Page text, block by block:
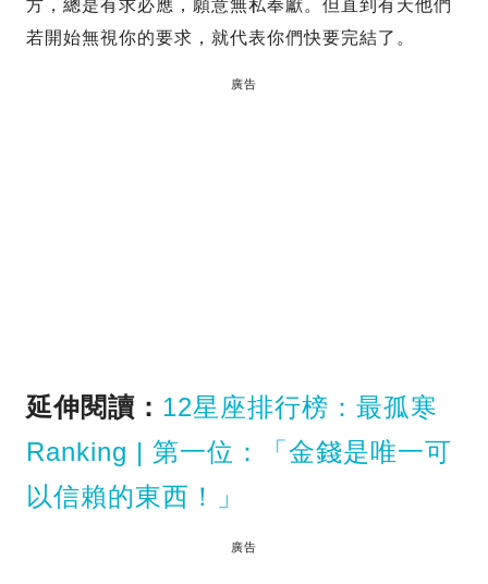
方，總是有求必應，願意無私奉獻。但直到有天他們
若開始無視你的要求，就代表你們快要完結了。
廣告
延伸閱讀： 12星座排行榜：最孤寒
Ranking | 第一位：「金錢是唯一可
以信賴的東西！」
廣告